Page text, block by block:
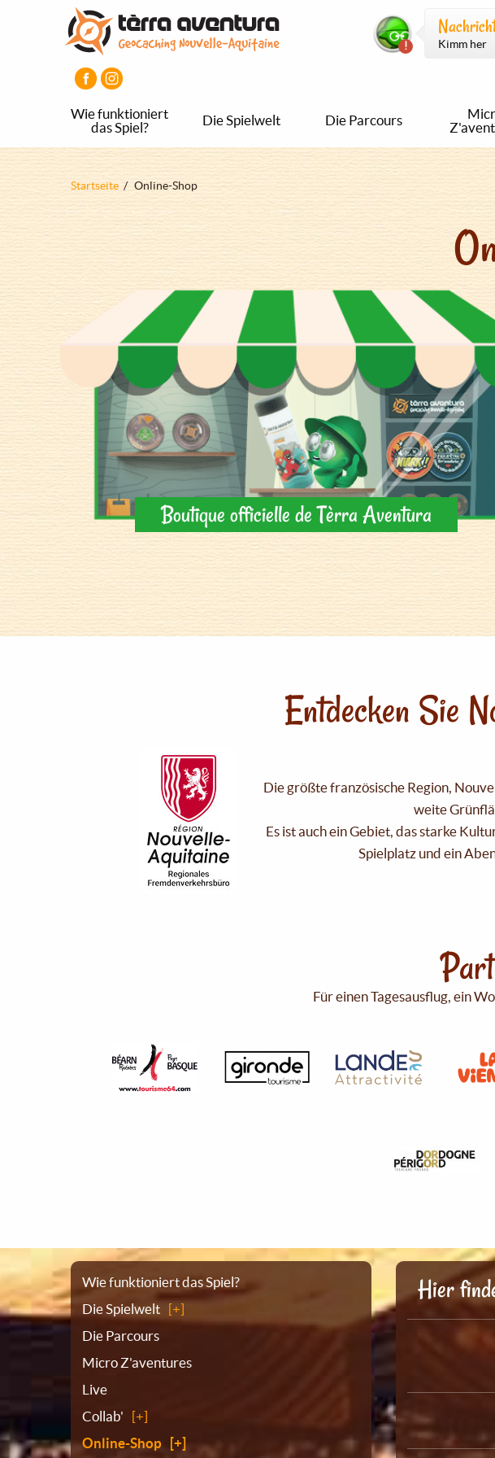
Kimm her
Wie funktioniert
das Spiel?
Die Spielwelt Die Parcours
Pfadnavigation
Startseite Online-Shop
Boutique officielle de Tèrra Aventura
Entdecken Sie
Die größte französische Region,
weite
Es ist auch ein Gebiet, das starke
Spielplatz und ein
Für einen Tagesausflug, ein
Sitemap
Wie funktioniert das Spiel?
Die Spielwelt
Die Parcours
Micro Z'aventures
Live
Collab'
Online-Shop
Hier